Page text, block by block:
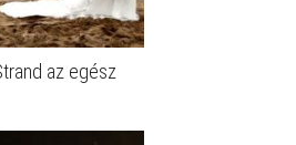
az egész